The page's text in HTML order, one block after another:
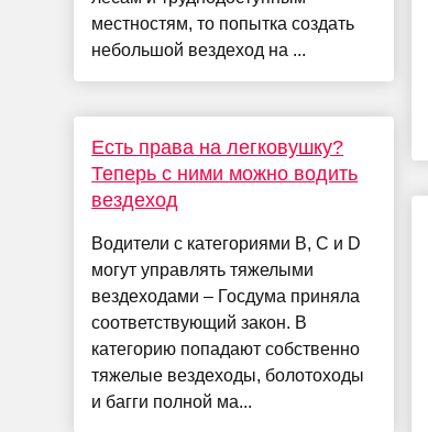
местностям, то попытка создать
небольшой вездеход на ...
Есть права на легковушку?
Теперь с ними можно водить
вездеход
Водители с категориями B, С и D
могут управлять тяжелыми
вездеходами – Госдума приняла
соответствующий закон. В
категорию попадают собственно
тяжелые вездеходы, болотоходы
и багги полной ма...